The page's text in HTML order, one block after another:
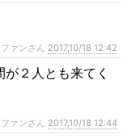
ァンさん 2017,10/18 12:42
２人とも来てく
ァンさん 2017,10/18 12:44